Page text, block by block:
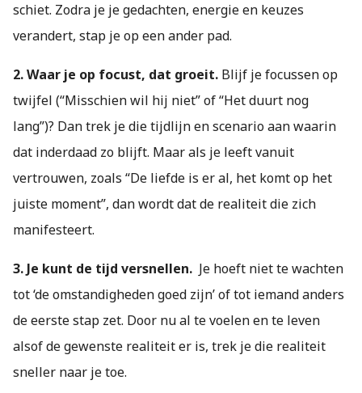
schiet. Zodra je je gedachten, energie en keuzes
verandert, stap je op een ander pad.
2. Waar je op focust, dat groeit. Blijf je focussen op
twijfel (“Misschien wil hij niet” of “Het duurt nog
lang”)? Dan trek je die tijdlijn en scenario aan waarin
dat inderdaad zo blijft. Maar als je leeft vanuit
vertrouwen, zoals “De liefde is er al, het komt op het
juiste moment”, dan wordt dat de realiteit die zich
manifesteert.
3. Je kunt de tijd versnellen. Je hoeft niet te wachten
tot ‘de omstandigheden goed zijn’ of tot iemand anders
de eerste stap zet. Door nu al te voelen en te leven
alsof de gewenste realiteit er is, trek je die realiteit
sneller naar je toe.